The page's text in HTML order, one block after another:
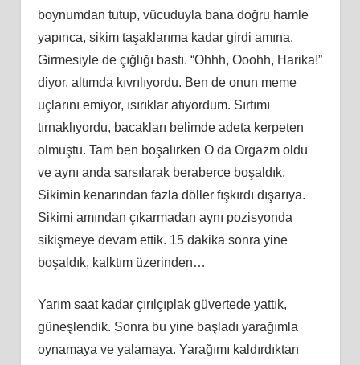
boynumdan tutup, vücuduyla bana doğru hamle
yapınca, sikim taşaklarıma kadar girdi amına.
Girmesiyle de çığlığı bastı. “Ohhh, Ooohh, Harika!”
diyor, altımda kıvrılıyordu. Ben de onun meme
uçlarını emiyor, ısırıklar atıyordum. Sırtımı
tırnaklıyordu, bacakları belimde adeta kerpeten
olmuştu. Tam ben boşalırken O da Orgazm oldu
ve aynı anda sarsılarak beraberce boşaldık.
Sikimin kenarından fazla döller fışkırdı dışarıya.
Sikimi amından çıkarmadan aynı pozisyonda
sikişmeye devam ettik. 15 dakika sonra yine
boşaldık, kalktım üzerinden…
Yarım saat kadar çırılçıplak güvertede yattık,
güneşlendik. Sonra bu yine başladı yarağımla
oynamaya ve yalamaya. Yarağımı kaldırdıktan